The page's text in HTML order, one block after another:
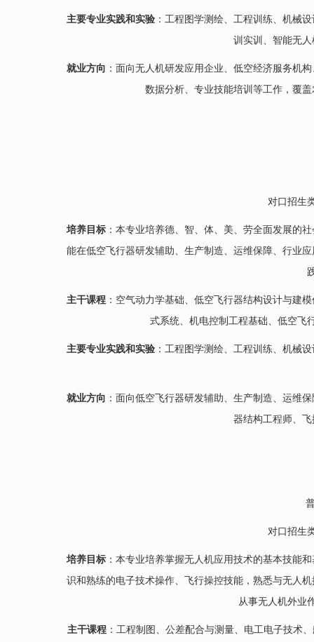
主要专业实践和实验 ：工程图学测绘、工程训练、机械
训实训、智能无
就业方向 ：面向无人机研发应用企业、低空经济服务机
数据分析、专业技能培训等工作，覆
对口招生
培养目标 ：本专业培养德、智、体、美、劳全面发展的
能在低空飞行器研发辅助、生产制造、运维保障、行业
主干课程 ：空气动力学基础、低空飞行器结构设计与建
式系统、机电控制工程基础、低空飞
主要专业实践和实验 ：工程图学测绘、工程训练、机械
就业方向 ：面向低空飞行器研发辅助、生产制造、运维
器结构工程师、
对口招生
培养目标 ：本专业培养掌握无人机应用技术的基本技能
识和熟练的电子技术操作、飞行操控技能，熟悉与无人
从事无人机外业
主干课程 ：工程制图、公差配合与测量、电工电子技术